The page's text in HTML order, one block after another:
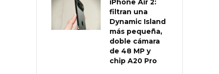
filtran una
Dynamic Island
más pequeña,
doble cámara
de 48 MP y
chip A20 Pro